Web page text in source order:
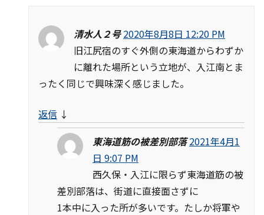
清水人２号 2020年8月8日 12:20 PM
旧江尻宿のすぐ外側の東海道からわずか
に離れた場所という立地が、入江南とま
ったく同じで興味深く感じました。
返信 ↓
東海道筋の被差別部落 2021年4月1
日 9:07 PM
西久保・入江に限らず東海道筋の被
差別部落は、街道に直接面さずに
1本中に入った所が多いです。たしか将軍や